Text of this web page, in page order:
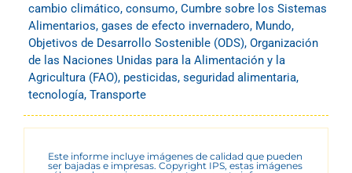
cambio climático, consumo, Cumbre sobre los Sistemas
Alimentarios, gases de efecto invernadero, Mundo,
Objetivos de Desarrollo Sostenible (ODS), Organización
de las Naciones Unidas para la Alimentación y la
Agricultura (FAO), pesticidas, seguridad alimentaria,
tecnología, Transporte
Este informe incluye imágenes de calidad que pueden
ser bajadas e impresas. Copyright IPS, estas imágenes